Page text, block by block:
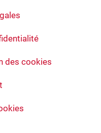
des cookies